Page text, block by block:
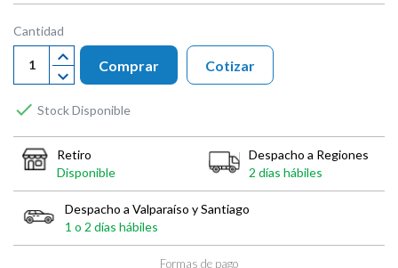
Cantidad
Comprar
 Stock Disponible
Cotizar
Retiro
Disponible
Despacho a Regiones
2 días hábiles
Despacho a Valparaíso y Santiago
1 o 2 días hábiles
Formas de pago